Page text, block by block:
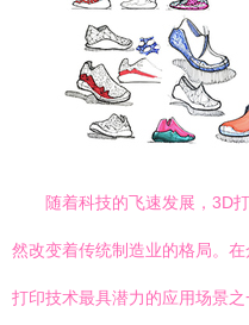
随着科技的飞速发展，3D
然改变着传统制造业的格局。
打印技术最具潜力的应用场景